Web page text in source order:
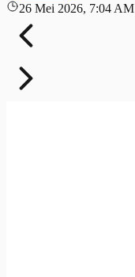
26 Mei 2026, 7:04 AM